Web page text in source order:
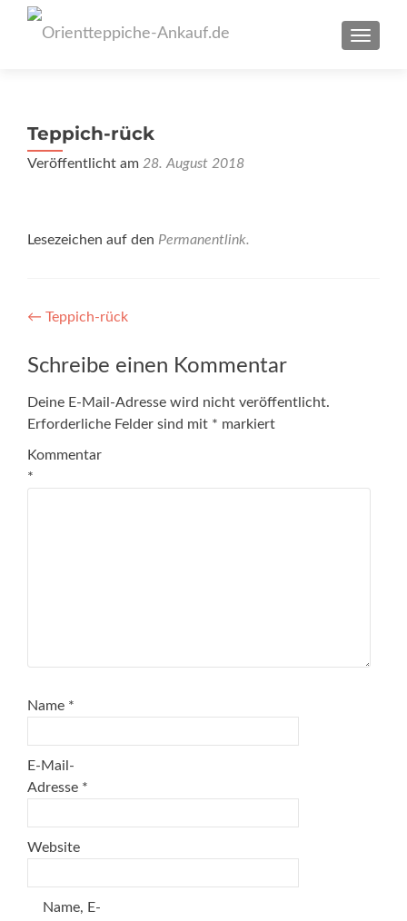
Teppich-rück
Veröffentlicht am 28. August 2018
Lesezeichen auf den Permanentlink.
Artikel-
Navigation
← Teppich-rück
Schreibe einen Kommentar
Deine E-Mail-Adresse wird nicht veröffentlicht.
Erforderliche Felder sind mit * markiert
Kommentar
*
Name *
E-Mail-
Adresse *
Website
Name, E-